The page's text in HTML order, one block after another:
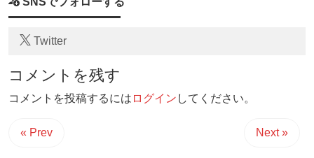
Twitter
コメントを残す
コメントを投稿するには ログイン してください。
« Prev Next »